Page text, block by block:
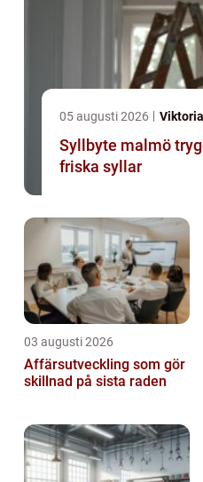
05 augusti 2026
Syllbyte malmö tryggare hus med
friska syllar
03 augusti 2026
Affärsutveckling som gör
skillnad på sista raden